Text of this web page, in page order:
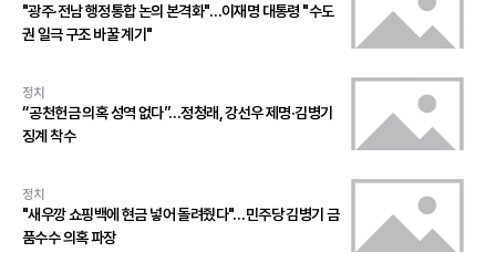
"광주·전남 행정통합 논의 본격화"…이재명 대통령 "수도
권 일극 구조 바꿀 계기"
정치
“공천헌금 의혹 성역 없다”…정청래, 강선우 제명·김병기
징계 착수
정치
"새우깡 쇼핑백에 현금 넣어 돌려줬다"…민주당 김병기 금
품수수 의혹 파장